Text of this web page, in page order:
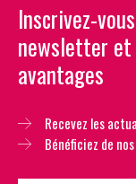
Inscrivez-
newsletter et
avantages
Recevez les
Bénéficiez de